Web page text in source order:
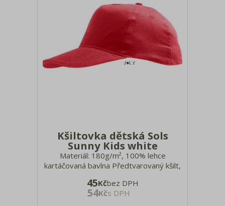
Kšiltovka dětská Sols
Sunny Kids white
Materiál: 180g/m², 100% lehce
kartáčovaná bavlna Předtvarovaný kšilt,
velikosti pomocí suchého zipu, nesmí se
prát, nelze žehlit, nelze sušit v sušičce,
45Kčbez DPH
54Kčs DPH